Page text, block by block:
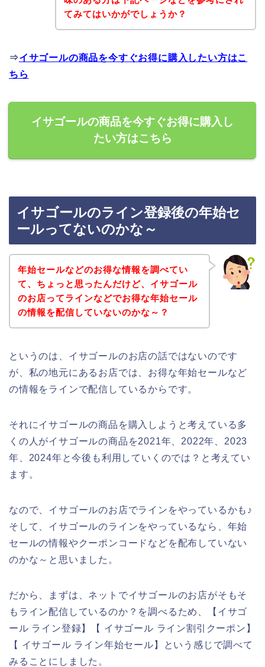
てみてはいかがでしょうか？
⇒イサゴールの商品を今すぐお得に購入したい方はこ
ちら
イサゴールの商品を今すぐお得に購入し
たい方はこちら
イサゴールのライン登録後の年始セ
ールってないのかな～
年始セールなどのお得な情報を調べてい
て、ちょっと思ったんだけど、イサゴール
のお店ってラインなどでお得な年始セール
の情報を配信していないのかな～？
というのは、イサゴールのお店の話ではないのです
が、私の地元にあるお店では、お得な年始セールなど
の情報をラインで配信しているからです。
それにイサゴールの商品を購入しようと考えている多
くの人がイサゴールの商品を2021年、2022年、2023
年、2024年と今後も利用していくのでは？と考えてい
ます。
なので、イサゴールのお店でラインをやっているかも♪
そして、イサゴールのラインをやっているなら、年始
セールの情報やクーポンコードなどを配布していない
のかな～と思いました。
だから、まずは、ネットでイサゴールのお店がそもそ
もライン配信しているのか？を調べるため、【イサゴ
ール ライン登録】【 イサゴール ライン割引クーポン】
【 イサゴール ライン年始セール】という感じで調べて
みることにしました。